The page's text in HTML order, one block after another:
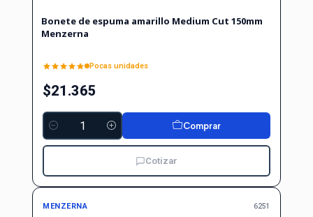
Bonete de espuma amarillo Medium Cut 150mm
Menzerna
Pocas unidades
$21.365
Cantidad
Comprar
Cotizar
MENZERNA 6251